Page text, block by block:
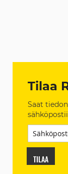
Tilaa
Saat
TILAA